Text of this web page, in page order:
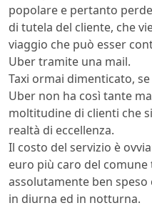
popolare e pertanto
di tutela del cliente, che
viaggio che può esser
Uber tramite una mail.
Taxi ormai dimenticato,
Uber non ha così tante
moltitudine di clienti che
realtà di eccellenza.
Il costo del servizio è
euro più caro del comune
assolutamente ben
in diurna ed in notturna.